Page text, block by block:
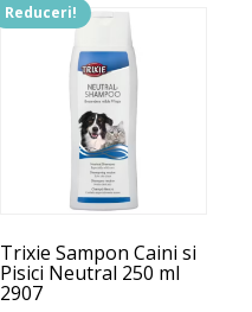
Reduceri!
Trixie Sampon Caini si
Pisici Neutral 250 ml
2907